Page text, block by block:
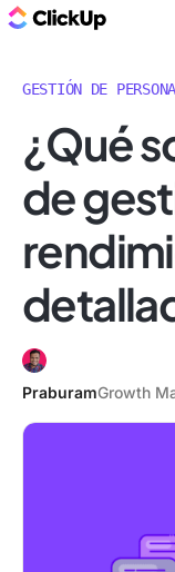
GESTIÓN DE
¿Qué
de
PraburamGrowth